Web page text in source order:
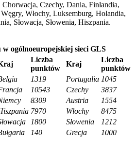
Czechy, Dania, Finlandia,
Włochy, Luksemburg, Holandia,
Słowacja, Słowenia, Hiszpania.
ogólnoeuropejskiej sieci GLS
Liczba
punktów
Kraj
Liczba
punktów
1319 Portugalia 1045
10543 Czechy
3837
8309 Austria
1554
7970 Włochy
8475
1800 Słowenia
1212
140 Grecja
1000